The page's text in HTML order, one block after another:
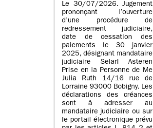
Le 30/07/2026. Jugement
prononçant l’ouverture
d’une procédure de
redressement judiciaire,
date de cessation des
paiements le 30 janvier
2025, désignant mandataire
judiciaire Selarl Asteren
Prise en la Personne de Me
Julia Ruth 14/16 rue de
Lorraine 93000 Bobigny. Les
déclarations des créances
sont à adresser au
mandataire judiciaire ou sur
le portail électronique prévu